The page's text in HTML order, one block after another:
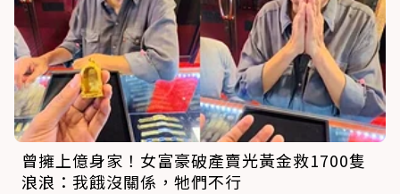
曾擁上億身家！女富豪破產賣光黃金救1700隻
浪浪：我餓沒關係，牠們不行